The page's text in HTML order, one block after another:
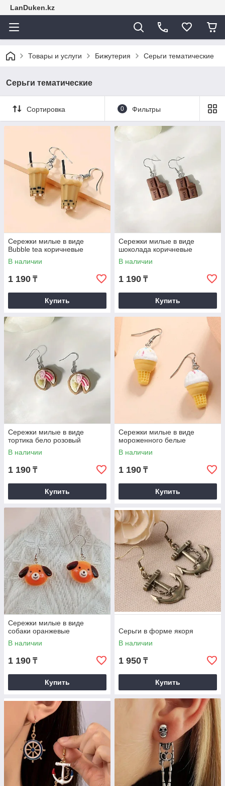
LanDuken.kz
Товары и услуги Бижутерия Серьги тематические
Серьги тематические
Сортировка 0 Фильтры
Сережки милые в виде
Bubble tea коричневые
В наличии
1 190 ₸
Купить
Сережки милые в виде
шоколада коричневые
В наличии
1 190 ₸
Купить
Сережки милые в виде
тортика бело розовый
В наличии
1 190 ₸
Купить
Сережки милые в виде
мороженного белые
В наличии
1 190 ₸
Купить
Сережки милые в виде
собаки оранжевые
В наличии
1 190 ₸
Купить
Серьги в форме якоря
В наличии
1 950 ₸
Купить